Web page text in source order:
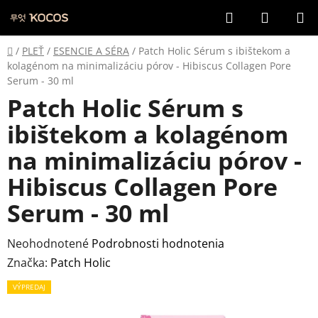
na
obsah
Hľadať
KOŠÍK
Domov
/ PLEŤ / ESENCIE A SÉRA / Patch Holic Sérum s ibištekom a
kolagénom na minimalizáciu pórov - Hibiscus Collagen Pore
Serum - 30 ml
Patch Holic Sérum s
ibištekom a kolagénom
na minimalizáciu pórov -
Hibiscus Collagen Pore
Serum - 30 ml
Priemerné
hodnotenie
produktu
Neohodnotené Podrobnosti hodnotenia
Značka: Patch Holic
VÝPREDAJ